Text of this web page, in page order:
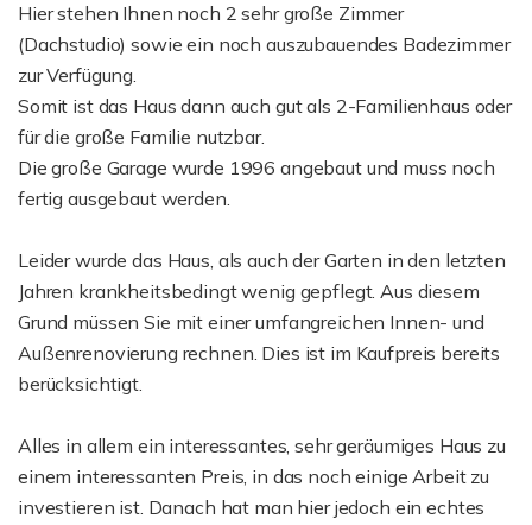
Hier stehen Ihnen noch 2 sehr große Zimmer
(Dachstudio) sowie ein noch auszubauendes Badezimmer
zur Verfügung.
Somit ist das Haus dann auch gut als 2-Familienhaus oder
für die große Familie nutzbar.
Die große Garage wurde 1996 angebaut und muss noch
fertig ausgebaut werden.
Leider wurde das Haus, als auch der Garten in den letzten
Jahren krankheitsbedingt wenig gepflegt. Aus diesem
Grund müssen Sie mit einer umfangreichen Innen- und
Außenrenovierung rechnen. Dies ist im Kaufpreis bereits
berücksichtigt.
Alles in allem ein interessantes, sehr geräumiges Haus zu
einem interessanten Preis, in das noch einige Arbeit zu
investieren ist. Danach hat man hier jedoch ein echtes